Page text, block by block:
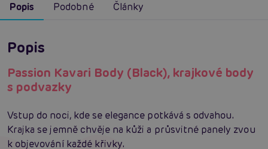
Popis Podobné Články
Popis
Passion Kavari Body (Black), krajkové body
s podvazky
Vstup do noci, kde se elegance potkává s odvahou.
Krajka se jemně chvěje na kůži a průsvitné panely zvou
k objevování každé křivky.